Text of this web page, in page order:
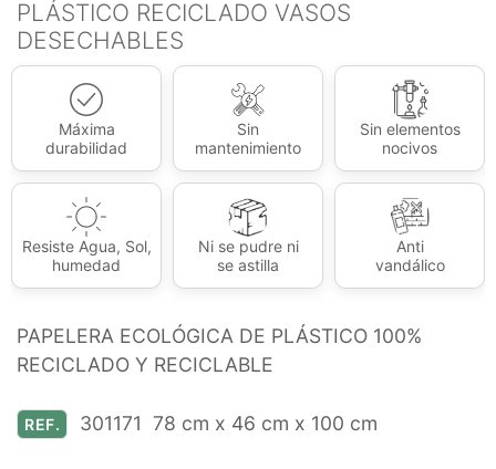
PLÁSTICO RECICLADO VASOS
DESECHABLES
Máxima
durabilidad
Sin
mantenimiento
Sin elementos
nocivos
Resiste Agua, Sol,
humedad
Ni se pudre ni
se astilla
Anti
vandálico
PAPELERA ECOLÓGICA DE PLÁSTICO 100%
RECICLADO Y RECICLABLE
REF. 301171 78 cm x 46 cm x 100 cm